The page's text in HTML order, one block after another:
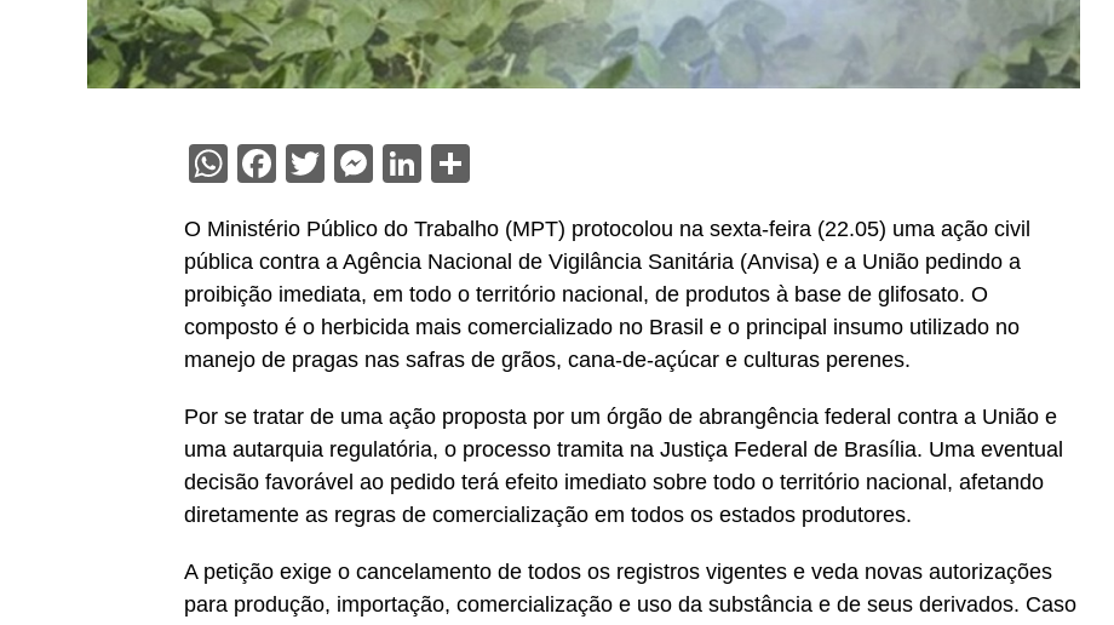
WhatsApp
Facebook
Twitter
Messenger
LinkedIn
O Ministério Público do Trabalho (MPT) protocolou na sexta-feira (22.05) uma ação civil
pública contra a Agência Nacional de Vigilância Sanitária (Anvisa) e a União pedindo a
proibição imediata, em todo o território nacional, de produtos à base de glifosato. O
composto é o herbicida mais comercializado no Brasil e o principal insumo utilizado no
manejo de pragas nas safras de grãos, cana-de-açúcar e culturas perenes.
Por se tratar de uma ação proposta por um órgão de abrangência federal contra a União e
uma autarquia regulatória, o processo tramita na Justiça Federal de Brasília. Uma eventual
decisão favorável ao pedido terá efeito imediato sobre todo o território nacional, afetando
diretamente as regras de comercialização em todos os estados produtores.
A petição exige o cancelamento de todos os registros vigentes e veda novas autorizações
para produção, importação, comercialização e uso da substância e de seus derivados. Caso